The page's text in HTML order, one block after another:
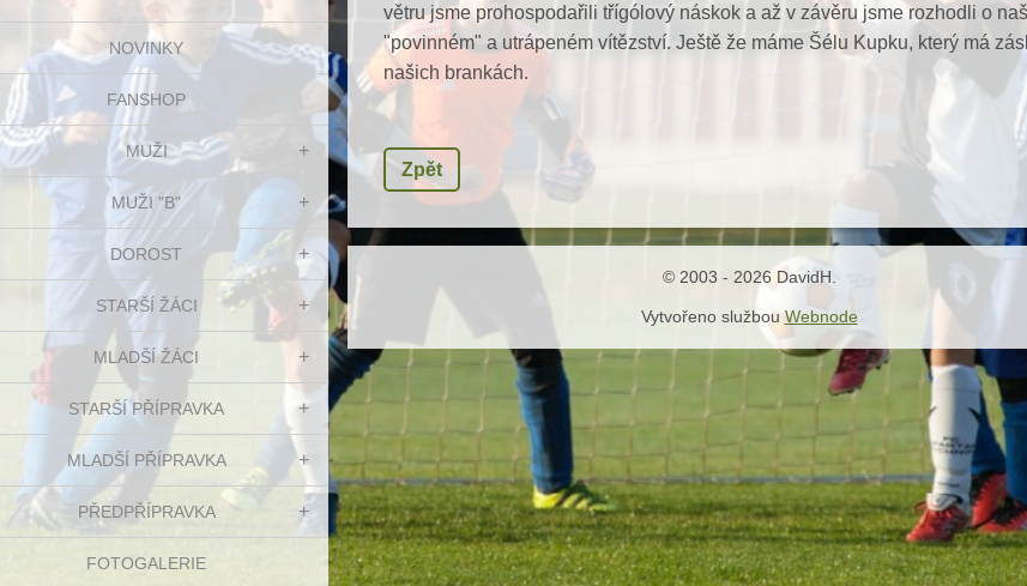
NOVINKY
FANSHOP
MUŽI
MUŽI "B"
DOROST
STARŠÍ ŽÁCI
MLADŠÍ ŽÁCI
STARŠÍ PŘÍPRAVKA
MLADŠÍ PŘÍPRAVKA
PŘEDPŘÍPRAVKA
FOTOGALERIE
větru jsme prohospodařili třígólový náskok a až v závěru jsme rozhodli o
"povinném" a utrápeném vítězství. Ještě že máme Šélu Kupku, který má
našich brankách.
Zpět
© 2003 - 2026 DavidH.
Vytvořeno službouWebnode